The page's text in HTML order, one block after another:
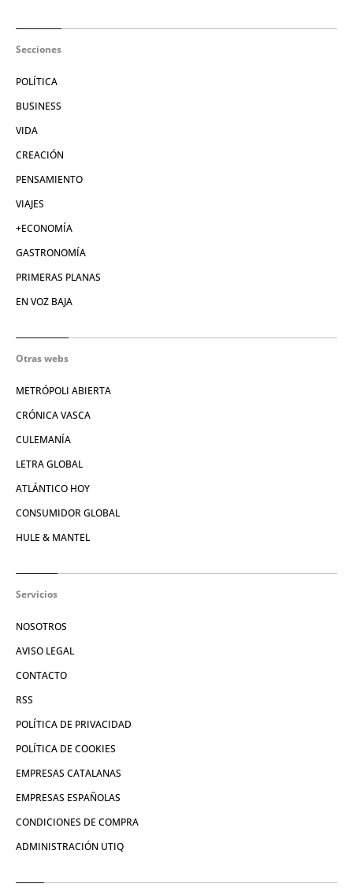
Secciones
POLÍTICA
BUSINESS
VIDA
CREACIÓN
PENSAMIENTO
VIAJES
+ECONOMÍA
GASTRONOMÍA
PRIMERAS PLANAS
EN VOZ BAJA
Otras webs
METRÓPOLI ABIERTA
CRÓNICA VASCA
CULEMANÍA
LETRA GLOBAL
ATLÁNTICO HOY
CONSUMIDOR GLOBAL
HULE & MANTEL
Servicios
NOSOTROS
AVISO LEGAL
CONTACTO
RSS
POLÍTICA DE PRIVACIDAD
POLÍTICA DE COOKIES
EMPRESAS CATALANAS
EMPRESAS ESPAÑOLAS
CONDICIONES DE COMPRA
ADMINISTRACIÓN UTIQ